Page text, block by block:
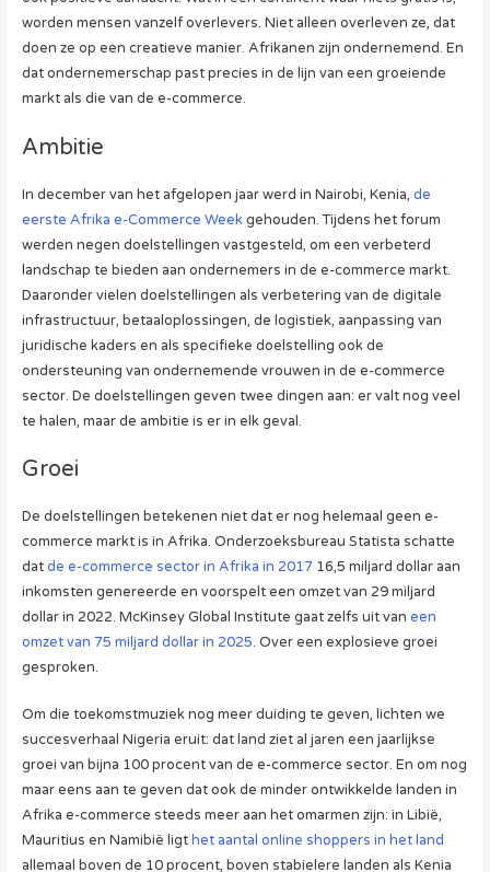
worden mensen vanzelf overlevers. Niet alleen overleven ze, dat
doen ze op een creatieve manier. Afrikanen zijn ondernemend. En
dat ondernemerschap past precies in de lijn van een groeiende
markt als die van de e-commerce.
Ambitie
In december van het afgelopen jaar werd in Nairobi, Kenia, de
eerste Afrika e-Commerce Weekgehouden. Tijdens het forum
werden negen doelstellingen vastgesteld, om een verbeterd
landschap te bieden aan ondernemers in de e-commerce markt.
Daaronder vielen doelstellingen als verbetering van de digitale
infrastructuur, betaaloplossingen, de logistiek, aanpassing van
juridische kaders en als specifieke doelstelling ook de
ondersteuning van ondernemende vrouwen in de e-commerce
sector. De doelstellingen geven twee dingen aan: er valt nog veel
te halen, maar de ambitie is er in elk geval.
Groei
De doelstellingen betekenen niet dat er nog helemaal geen e-
commerce markt is in Afrika. Onderzoeksbureau Statista schatte
datde e-commerce sector in Afrika in 201716,5 miljard dollar aan
inkomsten genereerde en voorspelt een omzet van 29 miljard
dollar in 2022. McKinsey Global Institute gaat zelfs uit van een
omzet van 75 miljard dollar in 2025. Over een explosieve groei
gesproken.
Om die toekomstmuziek nog meer duiding te geven, lichten we
succesverhaal Nigeria eruit: dat land ziet al jaren een jaarlijkse
groei van bijna 100 procent van de e-commerce sector. En om nog
maar eens aan te geven dat ook de minder ontwikkelde landen in
Afrika e-commerce steeds meer aan het omarmen zijn: in Libië,
Mauritius en Namibië ligthet aantal online shoppers in het land
allemaal boven de 10 procent, boven stabielere landen als Kenia